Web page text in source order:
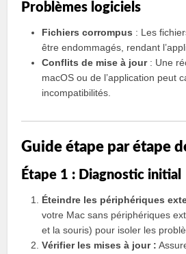
Problèmes logiciels
Fichiers corrompus : Les
être endommagés, rendant
Conflits de mise à jour: Une
macOS ou de l’application peut
incompatibilités.
Guide étape par étape
Étape 1 : Diagnostic initial
Éteindre les périphériques
votre Mac sans périphériques
et la souris) pour isoler les
Vérifier les mises à jour :